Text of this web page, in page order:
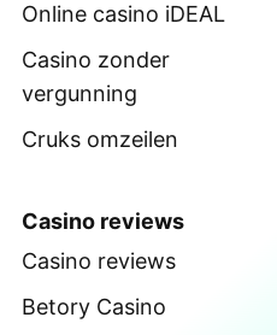
Online casino iDEAL
Casino zonder
vergunning
Cruks omzeilen
Casino reviews
Casino reviews
Betory Casino